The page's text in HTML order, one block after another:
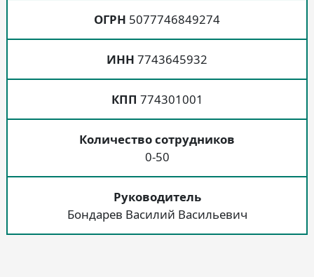
ОГРН 5077746849274
ИНН 7743645932
КПП 774301001
Количество сотрудников
0-50
Руководитель
Бондарев Василий Васильевич